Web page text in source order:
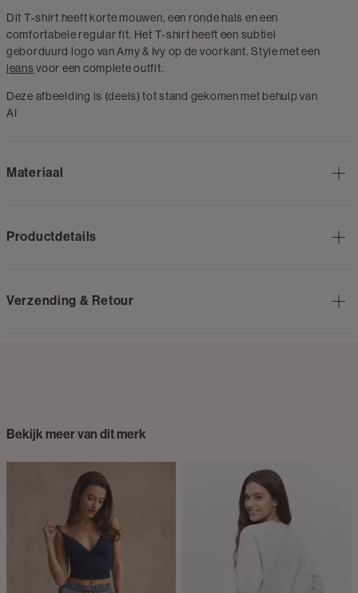
Dit T-shirt heeft korte mouwen, een ronde hals en een
comfortabele regular fit. Het T-shirt heeft een subtiel
geborduurd logo van Amy & Ivy op de voorkant. Style met een
jeansvoor een complete outfit.
Deze afbeelding is (deels) tot stand gekomen met behulp van
AI
Materiaal
Productdetails
Verzending & Retour
Bekijk meer van dit merk